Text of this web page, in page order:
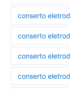
conserto
conserto
conserto
conserto